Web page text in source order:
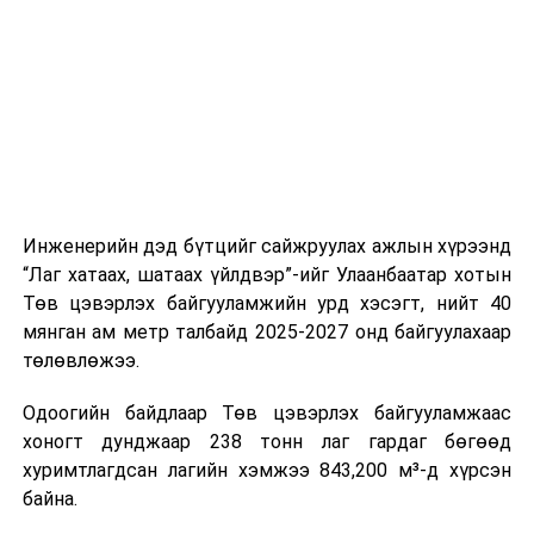
өдөр тутмын ажлын бэлэн байдлыг хангах зэрэг
практик ур чадварыг сургалтын хөтөлбөрт тусгажээ.
Сургалтыг танилцуулах лекц, асуулт-хариулт,
жишээнд суурилсан сургалт, багаар ажиллах дасгал,
танилцах, онцгой нөхцөлд ажиллах дадлага зэрэг
онол, практик хосолсон хэлбэрээр зохион байгуулж
байна.
Инженерийн дэд бүтцийг сайжруулах ажлын хүрээнд
“Лаг хатаах, шатаах үйлдвэр”-ийг Улаанбаатар хотын
Төв цэвэрлэх байгууламжийн урд хэсэгт, нийт 40
мянган ам метр талбайд 2025-2027 онд байгуулахаар
төлөвлөжээ.
Одоогийн байдлаар Төв цэвэрлэх байгууламжаас
хоногт дунджаар 238 тонн лаг гардаг бөгөөд
хуримтлагдсан лагийн хэмжээ 843,200 м³-д хүрсэн
байна.